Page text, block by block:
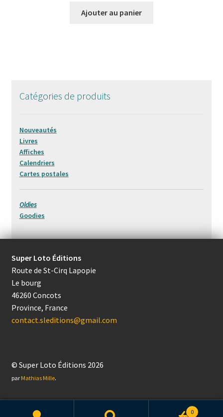
Ajouter au panier
Catégories de produits
Nouveautés
Livres
Affiches
Calendriers
Cartes postales
Oldies
Goodies
Super Loto Éditions
Route de St-Cirq Lapopie
Le bourg
46260 Concots
Province, France
contact.sleditions@gmail.com
© Super Loto Éditions 2026
par Mathias Mille.
0